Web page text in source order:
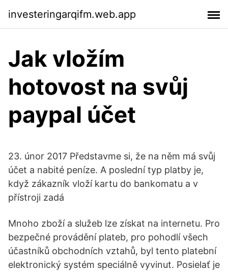
investeringarqifm.web.app
Jak vložím
hotovost na svůj
paypal účet
23. únor 2017 Představme si, že na něm má svůj
účet a nabité peníze. A poslední typ platby je,
když zákazník vloží kartu do bankomatu a v
přístroji zadá
Mnoho zboží a služeb lze získat na internetu. Pro
bezpečné provádění plateb, pro pohodlí všech
účastníků obchodních vztahů, byl tento platební
elektronický systém speciálně vyvinut. Posielať je